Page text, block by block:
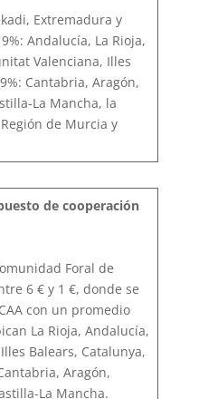
Extremadura y
Andalucía, La Rioja,
Valenciana, Illes
Cantabria, Aragón,
La Mancha, la
de Murcia y
de cooperación
Foral de
6 € y 1 €, donde se
con un promedio
La Rioja, Andalucía,
Balears, Catalunya,
Aragón,
La Mancha.